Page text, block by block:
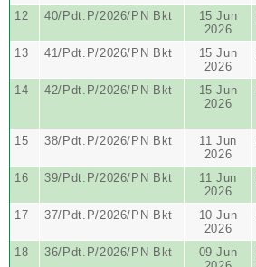
12
40/Pdt.P/2026/PN Bkt
15 Jun
2026
13
41/Pdt.P/2026/PN Bkt
15 Jun
2026
14
42/Pdt.P/2026/PN Bkt
15 Jun
2026
15
38/Pdt.P/2026/PN Bkt
11 Jun
2026
16
39/Pdt.P/2026/PN Bkt
11 Jun
2026
17
37/Pdt.P/2026/PN Bkt
10 Jun
2026
18
36/Pdt.P/2026/PN Bkt
09 Jun